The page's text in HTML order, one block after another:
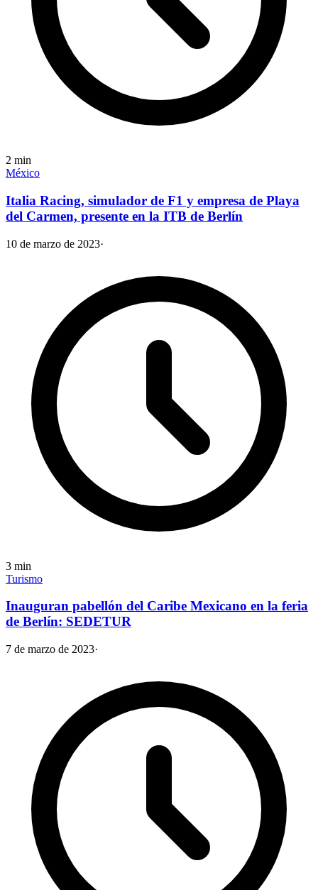
2 min
México
Italia Racing, simulador de F1 y empresa de Playa
del Carmen, presente en la ITB de Berlín
10 de marzo de 2023·
3 min
Turismo
Inauguran pabellón del Caribe Mexicano en la feria
de Berlín: SEDETUR
7 de marzo de 2023·